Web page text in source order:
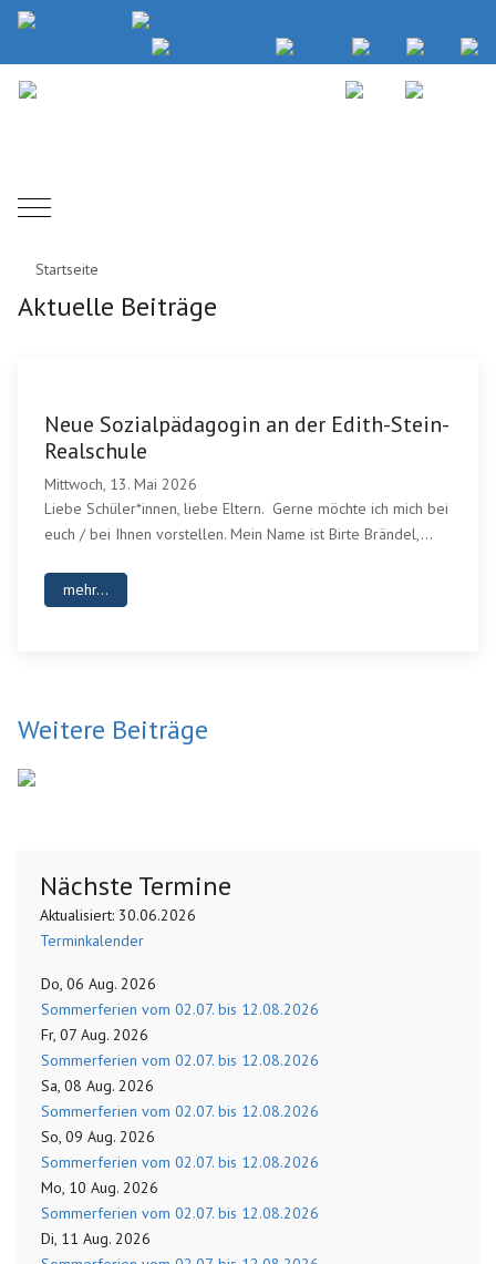
Mobile Menu Toggle
Startseite
Aktuelle Beiträge
Neue Sozialpädagogin an der Edith-Stein-
Realschule
Mittwoch, 13. Mai 2026
Liebe Schüler*innen, liebe Eltern. Gerne möchte ich mich bei
euch / bei Ihnen vorstellen. Mein Name ist Birte Brändel,...
mehr...
Weitere Beiträge
Nächste Termine
Aktualisiert: 30.06.2026
Terminkalender
Do, 06 Aug. 2026
Sommerferien vom 02.07. bis 12.08.2026
Fr, 07 Aug. 2026
Sommerferien vom 02.07. bis 12.08.2026
Sa, 08 Aug. 2026
Sommerferien vom 02.07. bis 12.08.2026
So, 09 Aug. 2026
Sommerferien vom 02.07. bis 12.08.2026
Mo, 10 Aug. 2026
Sommerferien vom 02.07. bis 12.08.2026
Di, 11 Aug. 2026